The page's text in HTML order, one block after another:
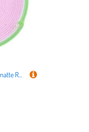
ＡＷＨＡＯ Bodenkatze Kratzmatte Resistente aktive Spielkatze Schlafmatte für Teppiche, Rosa